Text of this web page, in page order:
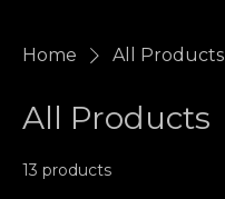
Home All Products
All Products
13 products